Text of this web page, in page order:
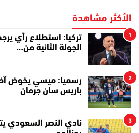
الأكثر مشاهدة
1
تركيا: استطلاع رأي
الجولة الثانية من…
2
رسميا: ميسي يخوض
باريس سان جرمان
3
نادي النصر السعودي